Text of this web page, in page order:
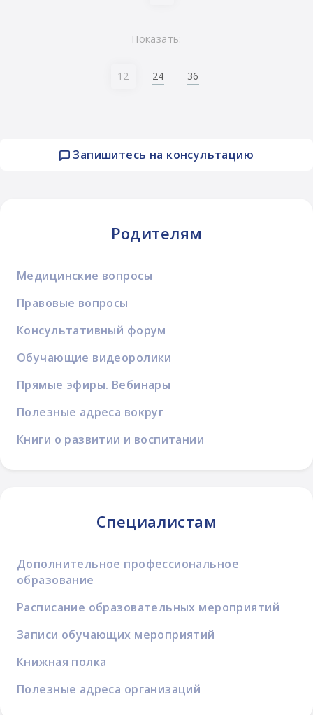
Запишитесь на консультацию
Родителям
Медицинские вопросы
Правовые вопросы
Консультативный форум
Обучающие видеоролики
Прямые эфиры. Вебинары
Полезные адреса вокруг
Книги о развитии и воспитании
Специалистам
Дополнительное профессиональное
образование
Расписание образовательных мероприятий
Записи обучающих мероприятий
Книжная полка
Полезные адреса организаций
Показать:
12 24 36